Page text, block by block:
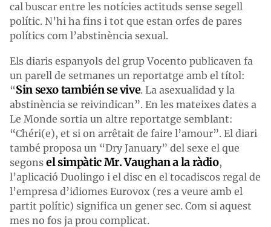
cal buscar entre les notícies actituds sense segell
polític. N’hi ha fins i tot que estan orfes de pares
polítics com l’abstinència sexual.
Els diaris espanyols del grup Vocento publicaven fa
un parell de setmanes un reportatge amb el títol:
“Sin sexo también se vive. La asexualidad y la
abstinència se reivindican”. En les mateixes dates a
Le Monde sortia un altre reportatge semblant:
“Chéri(e), et si on arrêtait de faire l’amour”. El diari
també proposa un “Dry January” del sexe el que
segons el simpàtic Mr. Vaughan a la ràdio,
l’aplicació Duolingo i el disc en el tocadiscos regal de
l’empresa d’idiomes Eurovox (res a veure amb el
partit polític) significa un gener sec. Com si aquest
mes no fos ja prou complicat.